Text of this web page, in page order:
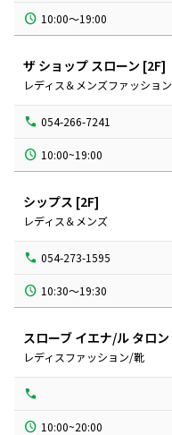
10:00～19:00
ザ ショップ スローン [2F]
レディス＆メンズファッション
054-266-7241
10:00~19:00
シップス [2F]
レディス＆メンズ
054-273-1595
10:30～19:30
スローブ イエナ/ル タロン
レディスファッション/靴
10:00~20:00